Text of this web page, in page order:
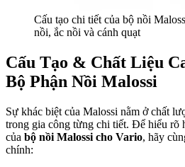
Cấu tạo chi tiết của bộ nồi
nồi, ắc nồi và cánh quạt
Cấu Tạo & Chất Liệu
Bộ Phận Nồi Malossi
Sự khác biệt của Malossi nằm ở chất
trong gia công từng chi tiết. Để hiểu rõ
của bộ nồi Malossi cho Vario, hãy
chính: